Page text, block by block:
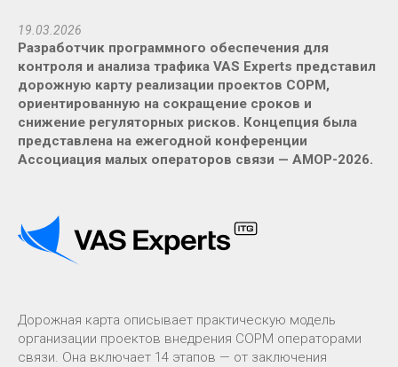
19.03.2026
Разработчик программного обеспечения для
контроля и анализа трафика VAS Experts представил
дорожную карту реализации проектов СОРМ,
ориентированную на сокращение сроков и
снижение регуляторных рисков. Концепция была
представлена на ежегодной конференции
Ассоциация малых операторов связи — АМОР-2026.
Дорожная карта описывает практическую модель
организации проектов внедрения СОРМ операторами
связи. Она включает 14 этапов — от заключения